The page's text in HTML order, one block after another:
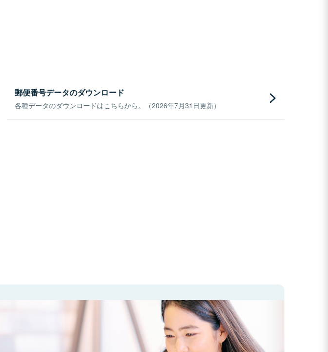
郵便番号データのダウンロード
各種データのダウンロードはこちらから。（2026年7月31日更新）